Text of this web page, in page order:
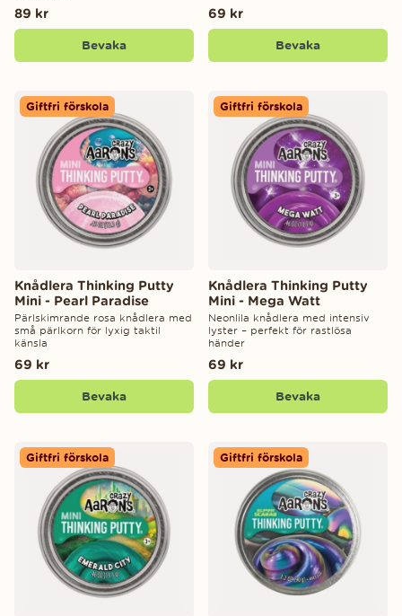
89 kr
Bevaka
69 kr
Bevaka
Giftfri förskola
Knådlera Thinking Putty
Mini - Pearl Paradise
Pärlskimrande rosa knådlera med
små pärlkorn för lyxig taktil
känsla
69 kr
Bevaka
Giftfri förskola
Knådlera Thinking Putty
Mini - Mega Watt
Neonlila knådlera med intensiv
lyster – perfekt för rastlösa
händer
69 kr
Bevaka
Giftfri förskola Giftfri förskola